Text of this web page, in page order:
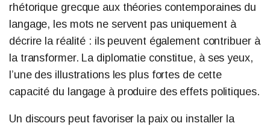
rhétorique grecque aux théories contemporaines du
langage, les mots ne servent pas uniquement à
décrire la réalité : ils peuvent également contribuer à
la transformer. La diplomatie constitue, à ses yeux,
l’une des illustrations les plus fortes de cette
capacité du langage à produire des effets politiques.
Un discours peut favoriser la paix ou installer la